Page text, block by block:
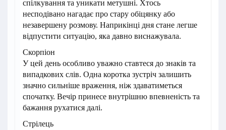
спілкування та уникати метушні. Хтось
несподівано нагадає про стару обіцянку або
незавершену розмову. Наприкінці дня стане легше
відпустити ситуацію, яка давно виснажувала.
Скорпіон
У цей день особливо уважно ставтеся до знаків та
випадкових слів. Одна коротка зустріч залишить
значно сильніше враження, ніж здаватиметься
спочатку. Вечір принесе внутрішню впевненість та
бажання рухатися далі.
Стрілець